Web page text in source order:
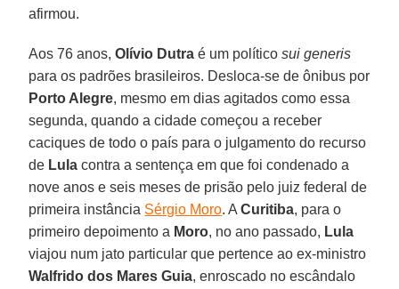
afirmou.
Aos 76 anos,Olívio Dutra é um políticosui generis
para os padrões brasileiros. Desloca-se de ônibus por
Porto Alegre, mesmo em dias agitados como essa
segunda, quando a cidade começou a receber
caciques de todo o país para o julgamento do recurso
de Lula contra a sentença em que foi condenado a
nove anos e seis meses de prisão pelo juiz federal de
primeira instância Sérgio Moro. ACuritiba, para o
primeiro depoimento a Moro, no ano passado, Lula
viajou num jato particular que pertence ao ex-ministro
Walfrido dos Mares Guia, enroscado no escândalo